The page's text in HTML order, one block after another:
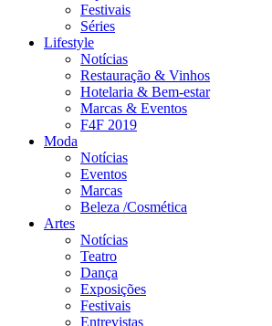
Festivais
Séries
Lifestyle
Notícias
Restauração & Vinhos
Hotelaria & Bem-estar
Marcas & Eventos
F4F 2019
Moda
Notícias
Eventos
Marcas
Beleza /Cosmética
Artes
Notícias
Teatro
Dança
Exposições
Festivais
Entrevistas